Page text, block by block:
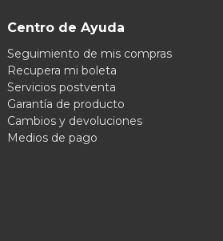
Centro de Ayuda
Seguimiento de mis compras
Recupera mi boleta
Servicios postventa
Garantía de producto
Cambios y devoluciones
Medios de pago